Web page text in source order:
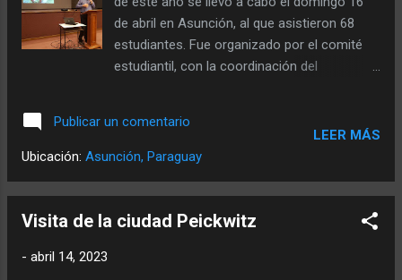
continuación una lista de los diferentes
cultivos: Cultivos Superficie sembrada Sorgo
aprox. 2.000 ha Sésamo aprox. 24.000 ha
Maní aprox. 1.600 ha Soja aprox. 13.500 ha
de abril en Asunción, al que asistieron 68
estudiantes. Fue organizado por el comité
estudiantil, con la coordinación del
Wilfried Dück, el Sr. Ronald Unruh del Consejo
Administrativo y el Sr. Ernst Arnold Eitzen,
del evento. Principalmente se informó sobre
las empresas de la Cooperativa y
Publicar un comentario
Ubicación: Asunción, Paraguay
LEER MÁS
Visita de la ciudad Peickwitz
- abril 14, 2023